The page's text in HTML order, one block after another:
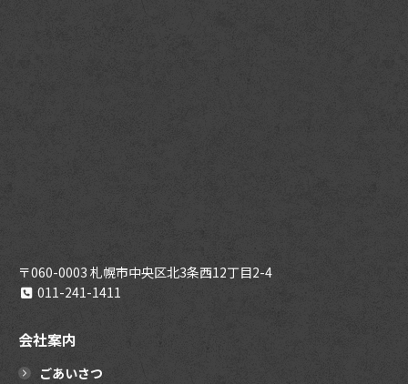
〒060-0003 札幌市中央区北3条西12丁目2-4
011-241-1411
会社案内
ごあいさつ